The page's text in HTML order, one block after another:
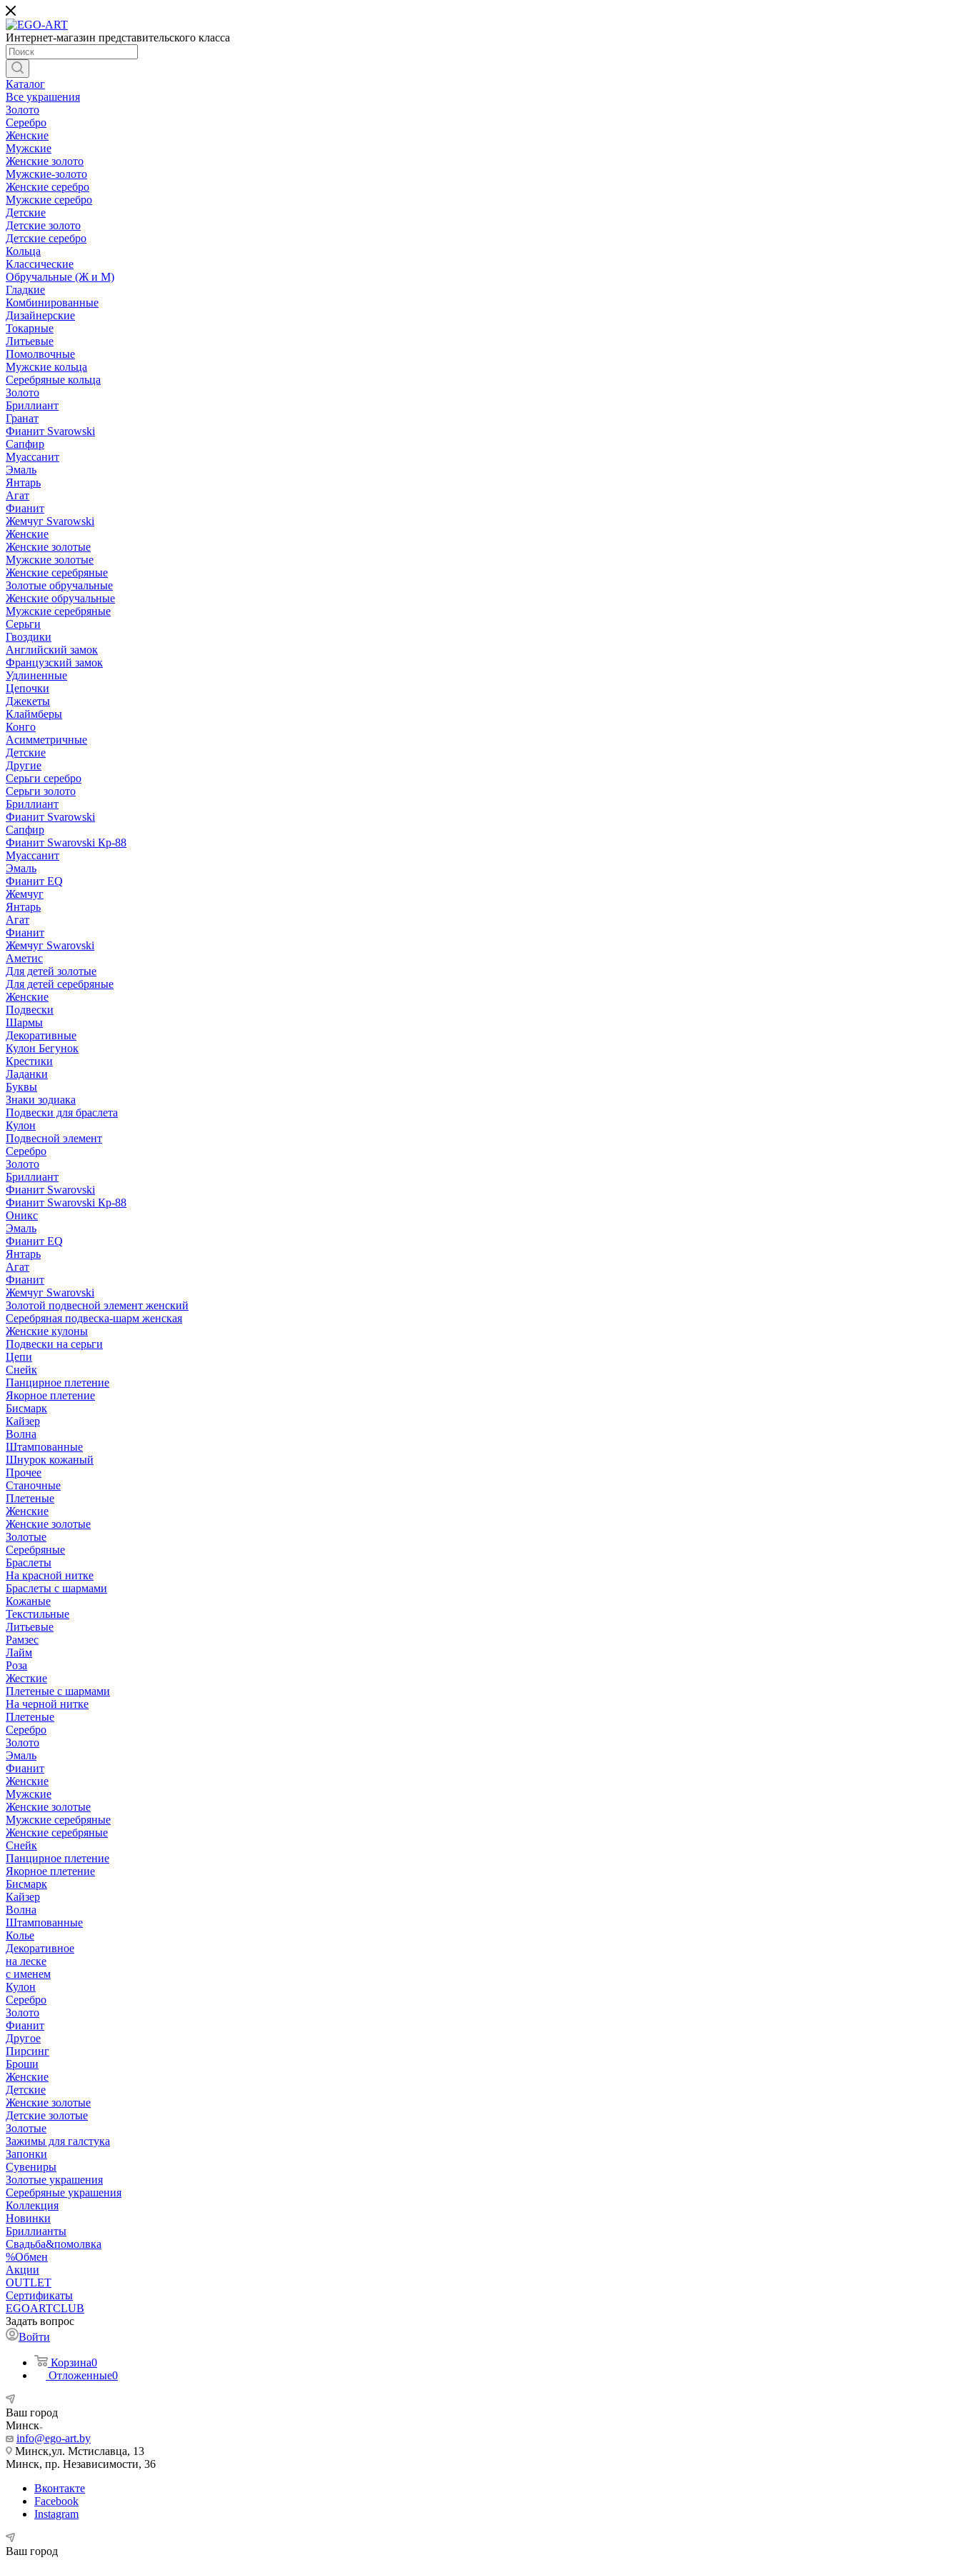
Интернет-магазин представительского класса
Каталог
Все украшения
Золото
Серебро
Женские
Мужские
Женские золото
Мужские-золото
Женские серебро
Мужские серебро
Детские
Детские золото
Детские серебро
Кольца
Классические
Обручальные (Ж и М)
Гладкие
Комбинированные
Дизайнерские
Токарные
Литьевые
Помолвочные
Мужские кольца
Серебряные кольца
Золото
Бриллиант
Гранат
Фианит Svarowski
Сапфир
Муассанит
Эмаль
Янтарь
Агат
Фианит
Жемчуг Svarowski
Женские
Женские золотые
Мужские золотые
Женские серебряные
Золотые обручальные
Женские обручальные
Мужские серебряные
Серьги
Гвоздики
Английский замок
Французский замок
Удлиненные
Цепочки
Джекеты
Клаймберы
Конго
Асимметричные
Детские
Другие
Серьги серебро
Серьги золото
Бриллиант
Фианит Svarowski
Сапфир
Фианит Swarovski Кр-88
Муассанит
Эмаль
Фианит EQ
Жемчуг
Янтарь
Агат
Фианит
Жемчуг Swarovski
Аметис
Для детей золотые
Для детей серебряные
Женские
Подвески
Шармы
Декоративные
Кулон Бегунок
Крестики
Ладанки
Буквы
Знаки зодиака
Подвески для браслета
Кулон
Подвесной элемент
Серебро
Золото
Бриллиант
Фианит Swarovski
Фианит Swarovski Кр-88
Оникс
Эмаль
Фианит EQ
Янтарь
Агат
Фианит
Жемчуг Swarovski
Золотой подвесной элемент женcкий
Серебряная подвеска-шарм женская
Женские кулоны
Подвески на серьги
Цепи
Снейк
Панцирное плетение
Якорное плетение
Бисмарк
Кайзер
Волна
Штампованные
Шнурок кожаный
Прочее
Станочные
Плетеные
Женские
Женские золотые
Золотые
Серебряные
Браслеты
На красной нитке
Браслеты с шармами
Кожаные
Текстильные
Литьевые
Рамзес
Лайм
Роза
Жесткие
Плетеные с шармами
На черной нитке
Плетеные
Серебро
Золото
Эмаль
Фианит
Женские
Мужские
Женские золотые
Мужские серебряные
Женские серебряные
Снейк
Панцирное плетение
Якорное плетение
Бисмарк
Кайзер
Волна
Штампованные
Колье
Декоративное
на леске
с именем
Кулон
Серебро
Золото
Фианит
Другое
Пирсинг
Броши
Женские
Детские
Женские золотые
Детские золотые
Золотые
Зажимы для галстука
Запонки
Сувениры
Золотые украшения
Серебряные украшения
Коллекция
Новинки
Бриллианты
Свадьба&помолвка
%Обмен
Акции
OUTLET
Сертификаты
EGOARTCLUB
Задать вопрос
Войти
Корзина0
Отложенные0
Ваш город
Минск
info@ego-art.by
Минск,ул. Мстиславца, 13
Минск, пр. Независимости, 36
Вконтакте
Facebook
Instagram
Ваш город